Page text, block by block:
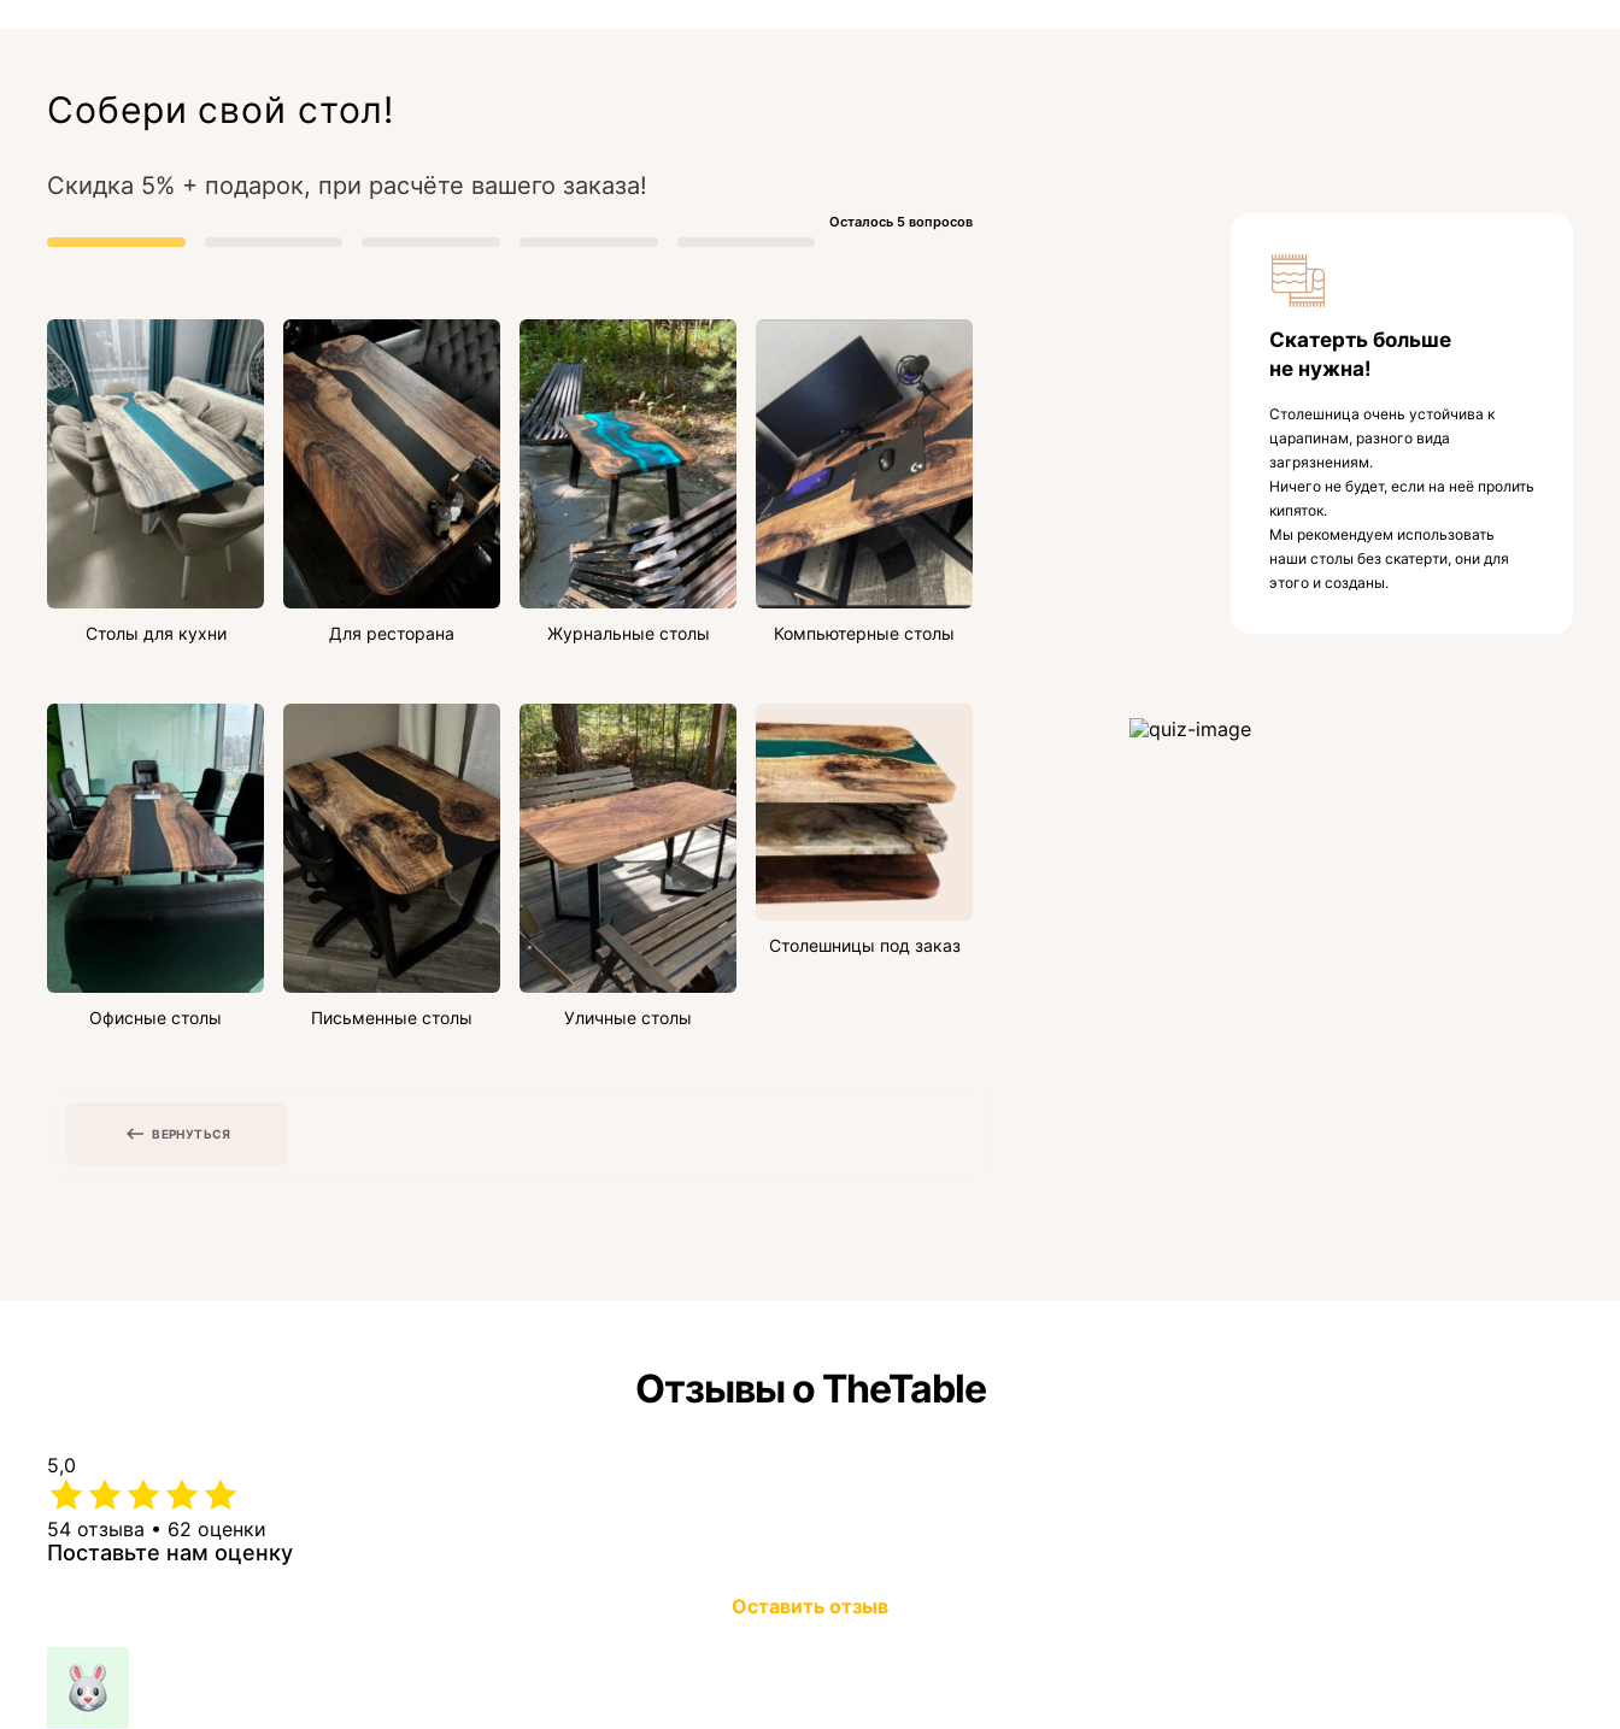
Собери свой стол!
Скидка 5% + подарок, при расчёте вашего заказа!
Осталось 5 вопросов
Столы для кухни Для ресторана Журнальные столы Компьютерные столы
Офисные столы Письменные столы Уличные столы
Столешницы под заказ
ВЕРНУТЬСЯ
Скатерть больше
не нужна!
Столешница очень устойчива к
царапинам, разного вида
загрязнениям.
Ничего не будет, если на неё пролить
кипяток.
Мы рекомендуем использовать
наши столы без скатерти, они для
этого и созданы.
Отзывы о TheTable
5,0
54 отзыва • 62 оценки
Поставьте нам оценку
Оставить отзыв